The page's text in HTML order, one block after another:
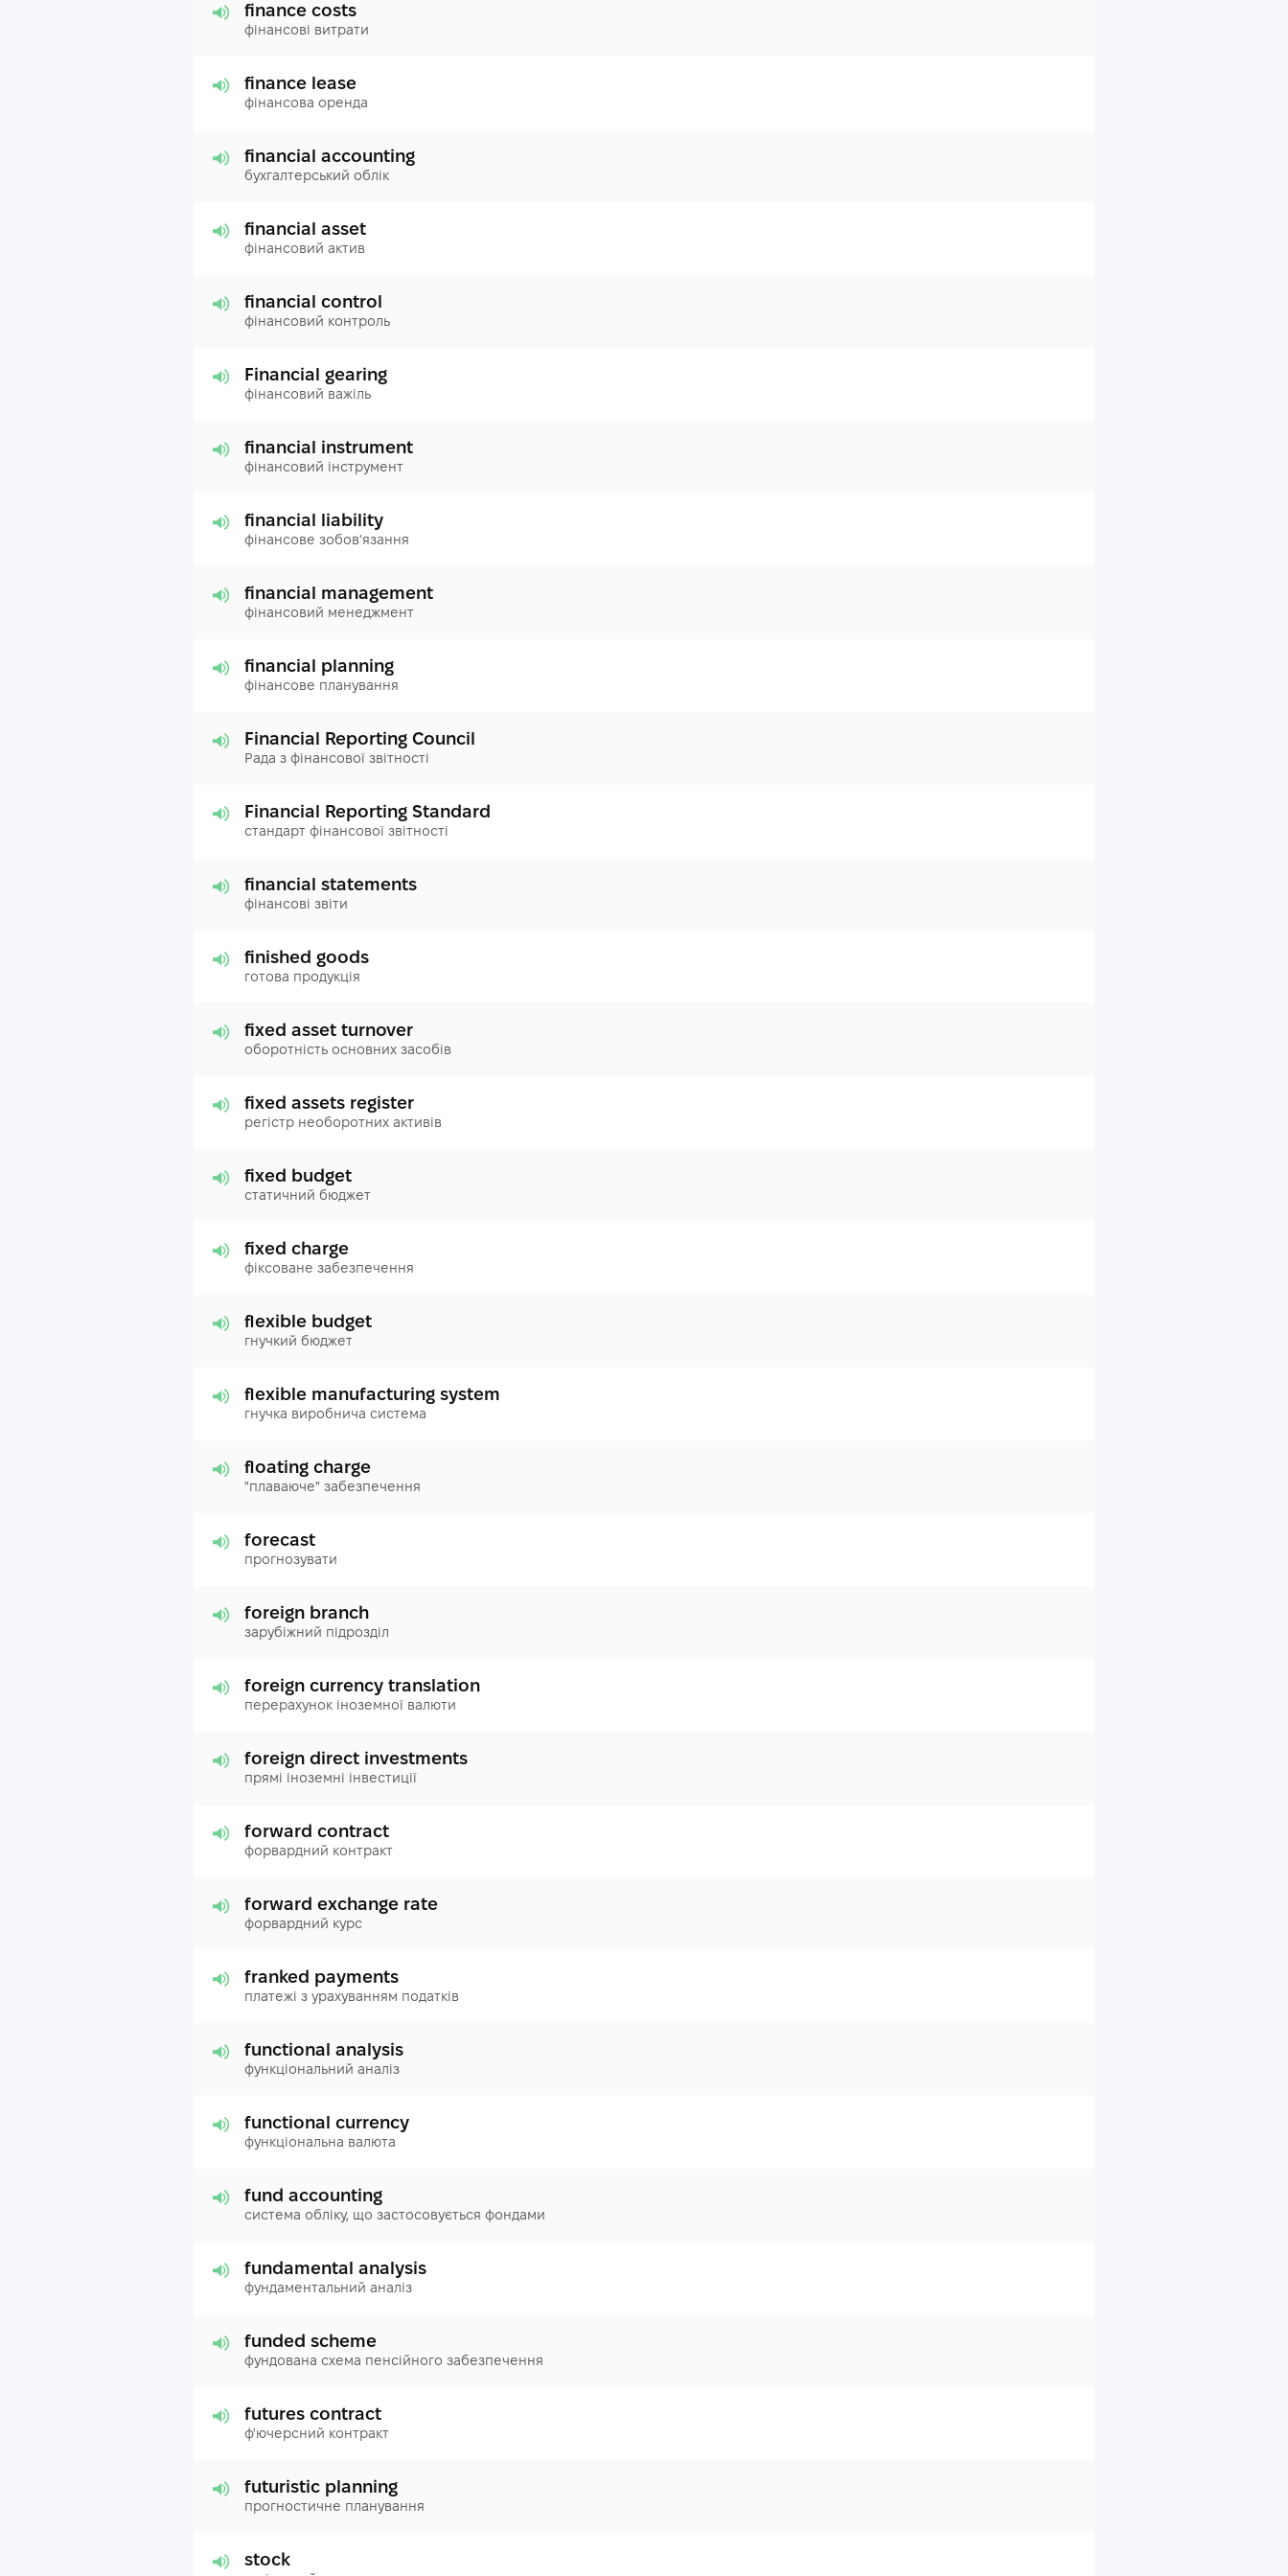
finance costs
фінансові витрати
finance lease
фінансова оренда
financial accounting
бухгалтерський облік
financial asset
фінансовий актив
financial control
фінансовий контроль
Financial gearing
фінансовий важіль
financial instrument
фінансовий інструмент
financial liability
фінансове зобов'язання
financial management
фінансовий менеджмент
financial planning
фінансове планування
Financial Reporting Council
Рада з фінансової звітності
Financial Reporting Standard
стандарт фінансової звітності
financial statements
фінансові звіти
finished goods
готова продукція
fixed asset turnover
оборотність основних засобів
fixed assets register
регістр необоротних активів
fixed budget
статичний бюджет
fixed charge
фіксоване забезпечення
flexible budget
гнучкий бюджет
flexible manufacturing system
гнучка виробнича система
floating charge
"плаваюче" забезпечення
forecast
прогнозувати
foreign branch
зарубіжний підрозділ
foreign currency translation
перерахунок іноземної валюти
foreign direct investments
прямі іноземні інвестиції
forward contract
форвардний контракт
forward exchange rate
форвардний курс
franked payments
платежі з урахуванням податків
functional analysis
функціональний аналіз
functional currency
функціональна валюта
fund accounting
система обліку, що застосовується фондами
fundamental analysis
фундаментальний аналіз
funded scheme
фундована схема пенсійного забезпечення
futures contract
ф'ючерсний контракт
futuristic planning
прогностичне планування
stock